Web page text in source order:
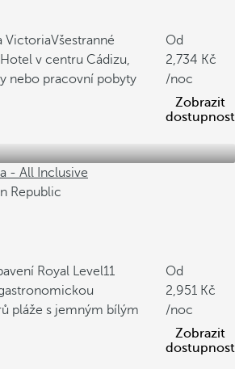
VictoriaVšestranné
Hotel v centru Cádizu,
nebo pracovní pobyty
Od
2,734
/noc
Zobrazit
dostupnost
- All Inclusive
Republic
Royal Level11
pláže s jemným bílým
Od
2,951
/noc
Zobrazit
dostupnost